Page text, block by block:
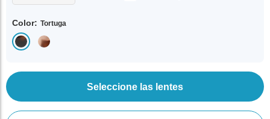
Color: Tortuga
Seleccione las lentes